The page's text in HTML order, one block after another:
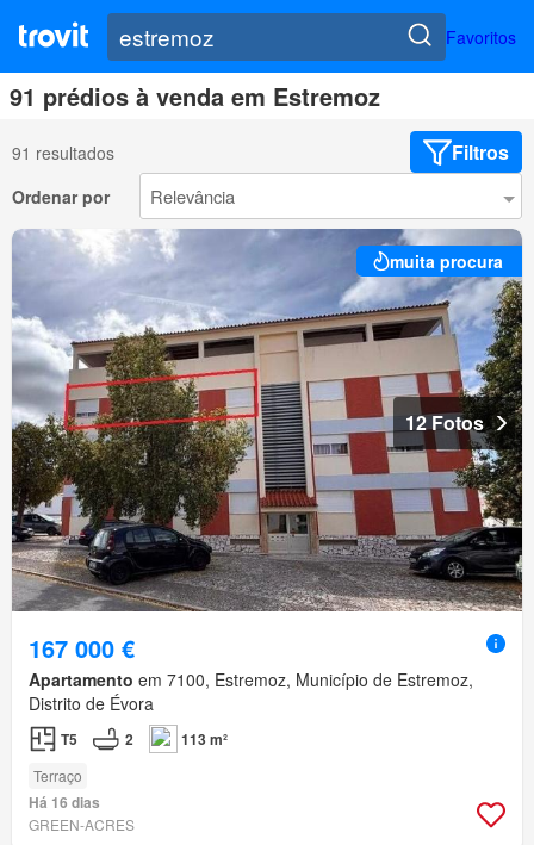
Favoritos
91 prédios à venda em Estremoz
91 resultados Filtros
Ordenar por
muita procura
12 Fotos
167 000 €
Apartamento em 7100, Estremoz, Município de Estremoz,
Distrito de Évora
T5 2 113 m²
Terraço
Há 16 dias
GREEN-ACRES